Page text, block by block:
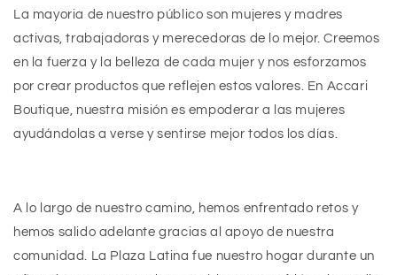
La mayoria de nuestro público son mujeres y madres
activas, trabajadoras y merecedoras de lo mejor. Creemos
en la fuerza y la belleza de cada mujer y nos esforzamos
por crear productos que reflejen estos valores. En Accari
Boutique, nuestra misión es empoderar a las mujeres
ayudándolas a verse y sentirse mejor todos los días.
A lo largo de nuestro camino, hemos enfrentado retos y
hemos salido adelante gracias al apoyo de nuestra
comunidad. La Plaza Latina fue nuestro hogar durante un